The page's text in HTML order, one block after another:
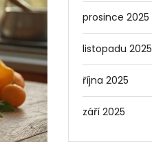
prosince 2025
listopadu 2025
října 2025
září 2025